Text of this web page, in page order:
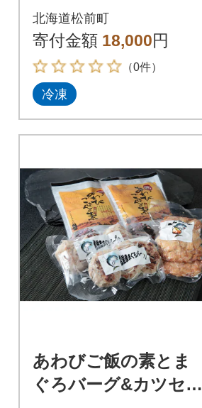
北海道松前町
寄付金額 18,000円
（0件）
冷凍
あわびご飯の素とま
ぐろバーグ&カツセッ